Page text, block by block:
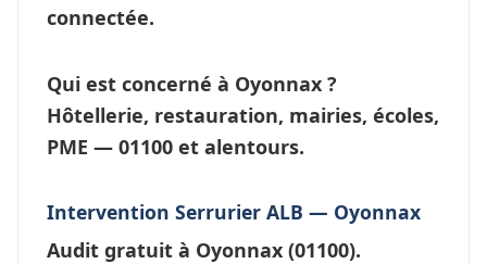
connectée.
Qui est concerné à Oyonnax ?
Hôtellerie, restauration, mairies, écoles,
PME — 01100 et alentours.
Intervention Serrurier ALB — Oyonnax
Audit gratuit à Oyonnax (01100).